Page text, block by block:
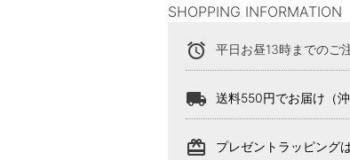
SHOPPING INFORMATION
alarm 平日お昼13時までのご
local_shipping 送料550円でお届け（沖
card_giftcard プレゼントラッピング